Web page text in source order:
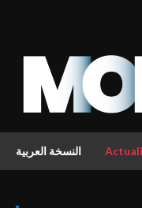
النسخة العربية